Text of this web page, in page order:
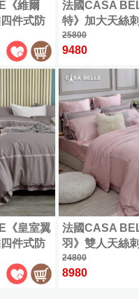
《維爾
件式防
被床包
法國CASA
特》加大天絲
吸濕排汗兩用
色)
25800
9480
《皇室翼
件式防
被床包
法國CASA
羽》雙人天絲
蹣抗菌吸濕排
組(共兩色可選)
24800
8980